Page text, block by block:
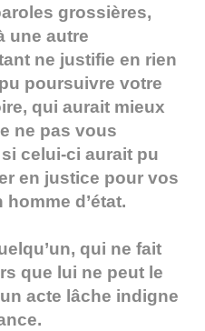
grossières,
une autre
ne justifie en rien
poursuivre votre
qui aurait mieux
ne pas vous
celui-ci aurait pu
en justice pour vos
d’état.
qui ne fait
que lui ne peut le
acte lâche indigne